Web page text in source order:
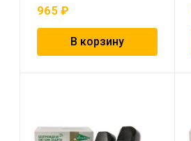
965 ₽
В корзину